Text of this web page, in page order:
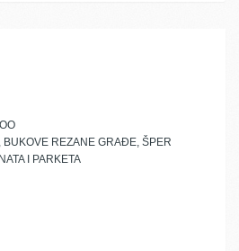
BUKOVE REZANE GRAĐE, ŠPER
I PARKETA